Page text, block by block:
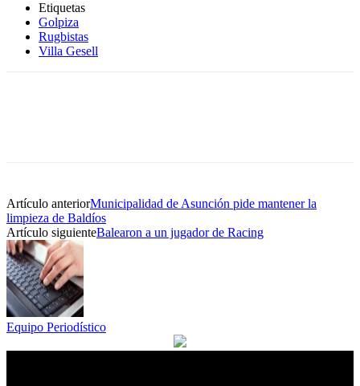
Etiquetas
Golpiza
Rugbistas
Villa Gesell
Artículo anteriorMunicipalidad de Asunción pide mantener la
limpieza de Baldíos
Artículo siguienteBalearon a un jugador de Racing
Equipo Periodístico